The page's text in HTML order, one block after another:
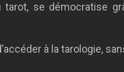
se démocratise
à la tarologie,